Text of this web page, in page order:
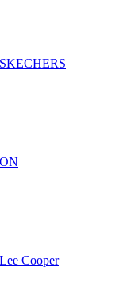
SKECHERS
ON
Lee Cooper